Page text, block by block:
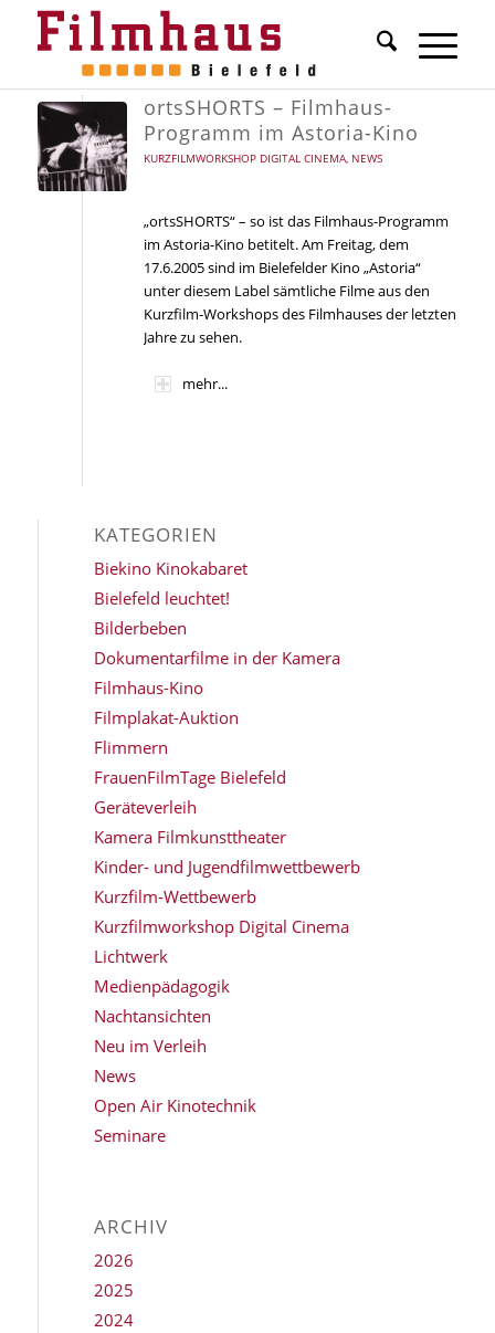
ortsSHORTS – Filmhaus-
Programm im Astoria-Kino
KURZFILMWORKSHOP DIGITAL CINEMA, NEWS
„ortsSHORTS“ – so ist das Filmhaus-Programm
im Astoria-Kino betitelt. Am Freitag, dem
17.6.2005 sind im Bielefelder Kino „Astoria“
unter diesem Label sämtliche Filme aus den
Kurzfilm-Workshops des Filmhauses der letzten
Jahre zu sehen.
mehr...
KATEGORIEN
Biekino Kinokabaret
Bielefeld leuchtet!
Bilderbeben
Dokumentarfilme in der Kamera
Filmhaus-Kino
Filmplakat-Auktion
Flimmern
FrauenFilmTage Bielefeld
Geräteverleih
Kamera Filmkunsttheater
Kinder- und Jugendfilmwettbewerb
Kurzfilm-Wettbewerb
Kurzfilmworkshop Digital Cinema
Lichtwerk
Medienpädagogik
Nachtansichten
Neu im Verleih
News
Open Air Kinotechnik
Seminare
ARCHIV
2026
2025
2024